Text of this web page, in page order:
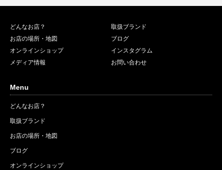
どんなお店？
取扱ブランド
お店の場所・地図
ブログ
オンラインショップ
インスタグラム
メディア情報
お問い合わせ
Menu
どんなお店？
取扱ブランド
お店の場所・地図
ブログ
オンラインショップ